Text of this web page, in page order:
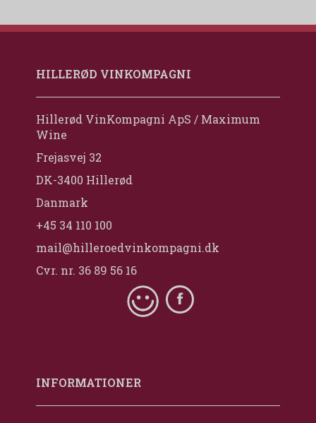
HILLERØD VINKOMPAGNI
Hillerød VinKompagni ApS / Maximum
Wine
Frejasvej 32
DK-3400 Hillerød
Danmark
+45 34 110 100
mail@hilleroedvinkompagni.dk
Cvr. nr. 36 89 56 16
INFORMATIONER